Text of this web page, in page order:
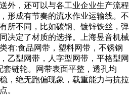
外，还可以与各工业企业生产流程
形成有节奏的流水作业运输线。不
所不同，比如碳钢、镀锌铁丝，弹
决定了材质的选择。上海昱音机械
有:食品网带，塑料网带，不锈钢
乙型网带，人字型网带，平格型网
链轮。网带表面平整，透孔均
，绝无跑偏现象，载重能力与抗拉
。